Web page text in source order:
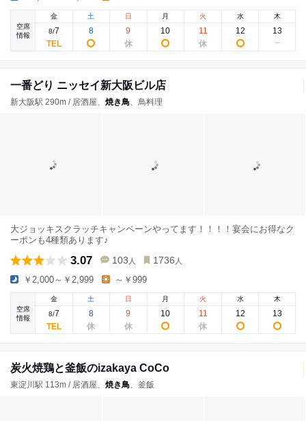
空席
情報
金
8/7
土
8
日
9
月
10
火
11
水
12
木
13
一番どり ニッセイ新大阪ビル店
新大阪駅 290m / 居酒屋、 焼き鳥、鳥料理
大ジョッキスクラッチキャンペーンやってます！！！！宴会にお得なク
ーポンも4種類あります♪
3.07 103 人 1736 人
￥2,000～￥2,999 ～￥999
空席
情報
金
8/7
土
8
日
9
月
10
火
11
水
12
木
13
炭火焼鶏と釜飯のizakaya CoCo
東淀川駅 113m / 居酒屋、 焼き鳥、釜飯